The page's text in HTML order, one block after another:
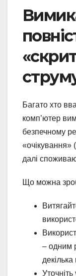
Багато хто
комп’ютер
безпечному
«очікування»
далі
Що можна
– одним
декілька
Уточніть